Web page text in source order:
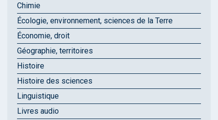
Chimie
Écologie, environnement, sciences de la Terre
Économie, droit
Géographie, territoires
Histoire
Histoire des sciences
Linguistique
Livres audio